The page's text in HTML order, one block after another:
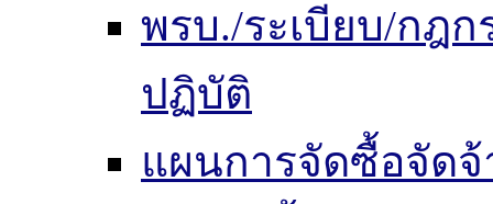
พรบ./ระเบียบ/กฎ
ปฏิบัติ
แผนการจัดซื้อจัดจ้